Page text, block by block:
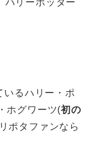
いるハリー・ポ
ホグワーツ(初の
ポタファンなら